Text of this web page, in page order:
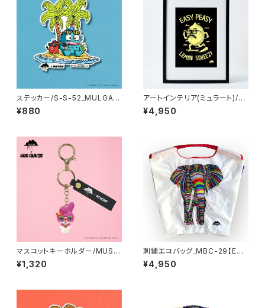
ステッカー/S-S-52_MULGA x
SANRIO CHARACTERS_Han
gyodon
¥880
アートインテリア(ミュラート)/A
4：紙_MU-A4-92_Lomax th
e Lemon
¥4,950
マスコットキーホルダー/MUSA
-MA-MM_MULGA×SANRIO
CHARACTERS_My Melody
¥1,320
刺繍エコバッグ_MBC-29【Ede
n the Enigmatic Elephant/
ホワイト / Ｍサイズ】＜Ball an
¥4,950